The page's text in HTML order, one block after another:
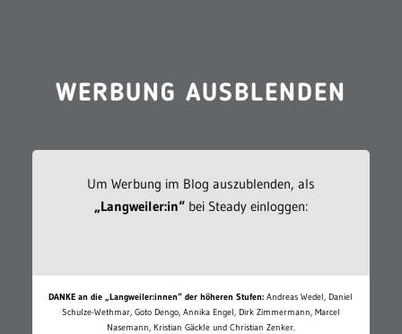
WERBUNG AUSBLENDEN
Um Werbung im Blog auszublenden, als
„Langweiler:in“bei Steady einloggen:
DANKE an die „Langweiler:innen“ der höheren Stufen: Andreas Wedel, Daniel
Schulze-Wethmar, Goto Dengo, Annika Engel, Dirk Zimmermann, Marcel
Nasemann, Kristian Gäckle und Christian Zenker.